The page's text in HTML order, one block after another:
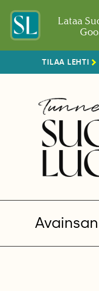
Lataa
TILAA LEHTI